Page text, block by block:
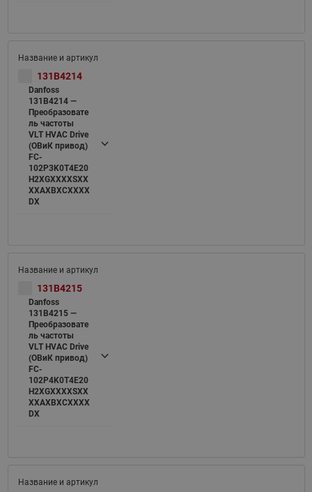
131B4214
Danfoss
131B4214 —
Преобразовате
ль частоты
VLT HVAC Drive
(ОВиК привод)
FC-
102P3K0T4E20
H2XGXXXXSXX
XXAXBXCXXXX
DX
131B4215
Danfoss
131B4215 —
Преобразовате
ль частоты
VLT HVAC Drive
(ОВиК привод)
FC-
102P4K0T4E20
H2XGXXXXSXX
XXAXBXCXXXX
DX